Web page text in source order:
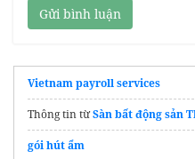
Gửi bình luận
Vietnam payroll services
Thông tin từSàn bất động sản
gói hút ẩm